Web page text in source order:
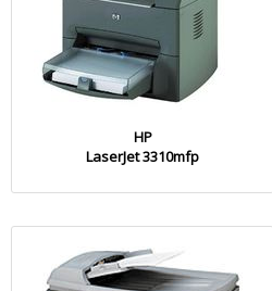
HP
LaserJet 3310mfp